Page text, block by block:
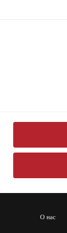
О нас